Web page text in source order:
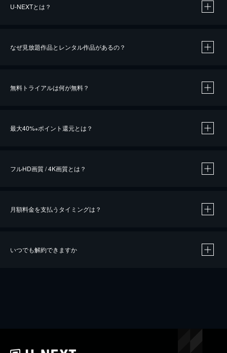
U-NEXTとは？
なぜ見放題作品とレンタル作品があるの？
無料トライアルは何が無料？
最大40%※ポイント還元とは？
※40％ポイント還元の対象は、クレジットカード決済による作品の購入 / レンタルです。
iOSアプリのUコイン決済による作品の購入 / レンタルは、20％のポイント還元です。
フルHD画質 / 4K画質とは？
月額料金を支払うタイミングは？
いつでも解約できますか